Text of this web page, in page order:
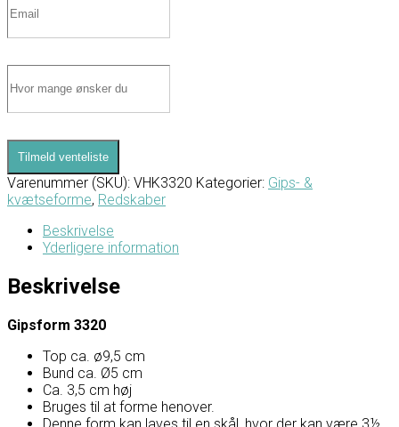
Tilmeld venteliste
Varenummer (SKU): VHK3320 Kategorier: Gips- &
kvætseforme, Redskaber
Beskrivelse
Yderligere information
Beskrivelse
Gipsform 3320
Top ca. ø9,5 cm
Bund ca. Ø5 cm
Ca. 3,5 cm høj
Bruges til at forme henover.
Denne form kan laves til en skål, hvor der kan være 3½